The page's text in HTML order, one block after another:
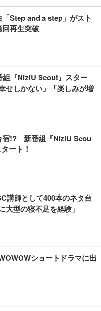
デスクチェア 疲れない テレ
クレスト 30度ロッキング機
ート 90度跳ね上げ式アーム
チェア (ブラック)
デスクチェア 疲れない テレ
クレスト 30度ロッキング機
ート 90度跳ね上げ式アーム
ハンガー付き 高反発クッシ
チェア (ホワイト)
ア デスクチェア 肘なし メ
サポート付き 腰サポート ガ
転 キャスター付き コンパク
グモニター DualSense 充電
）
27インチ 液晶モニタ
）VA 非光沢 HDMI/DisplayP
高さ調整 スイベル VESA対
ス向け
FHD】GRAPHT THE S
24” Essential ゲーミン
チ 1ms FHD 量子ドット 残
オムツ L 中型犬用 26枚入
ベーシック) 【Amazon.co.jp
リスオーヤマ ペットシーツ
枚入 (x 1) (ケース販売)
トシーツ 超厚型 お徳用 レギ
限定】
Step and a step」がスト
回再生突破
組『NiziU Scout』スター
せしかない」「楽しみが増
宿!? 新番組『NiziU Scou
ート！
講師として400本のネタ台
大型の寝不足を経験」
ショートドラマに出